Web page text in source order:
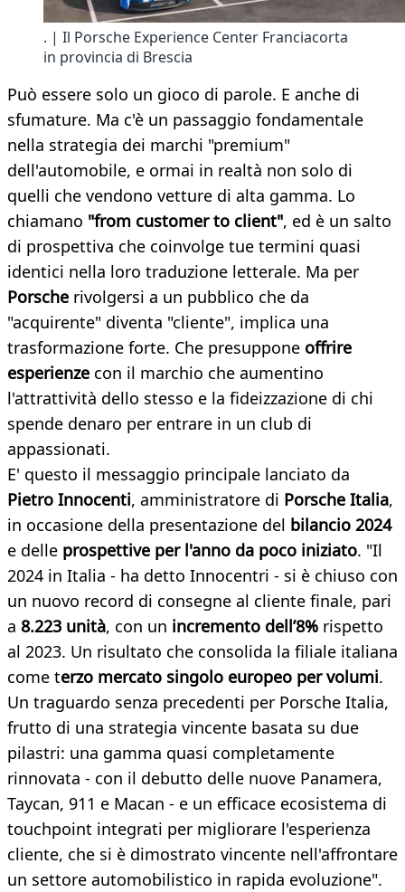
. | Il Porsche Experience Center Franciacorta
in provincia di Brescia
Può essere solo un gioco di parole. E anche di
sfumature. Ma c'è un passaggio fondamentale
nella strategia dei marchi "premium"
dell'automobile, e ormai in realtà non solo di
quelli che vendono vetture di alta gamma. Lo
chiamano "from customer to client", ed è un salto
di prospettiva che coinvolge tue termini quasi
identici nella loro traduzione letterale. Ma per
Porsche rivolgersi a un pubblico che da
"acquirente" diventa "cliente", implica una
trasformazione forte. Che presuppone offrire
esperienze con il marchio che aumentino
l'attrattività dello stesso e la fideizzazione di chi
spende denaro per entrare in un club di
appassionati.
E' questo il messaggio principale lanciato da
Pietro Innocenti, amministratore di Porsche Italia,
in occasione della presentazione del bilancio 2024
e delle prospettive per l'anno da poco iniziato. "Il
2024 in Italia - ha detto Innocentri - si è chiuso con
un nuovo record di consegne al cliente finale, pari
a 8.223 unità, con un incremento dell’8% rispetto
al 2023. Un risultato che consolida la filiale italiana
come terzo mercato singolo europeo per volumi.
Un traguardo senza precedenti per Porsche Italia,
frutto di una strategia vincente basata su due
pilastri: una gamma quasi completamente
rinnovata - con il debutto delle nuove Panamera,
Taycan, 911 e Macan - e un efficace ecosistema di
touchpoint integrati per migliorare l'esperienza
cliente, che si è dimostrato vincente nell'affrontare
un settore automobilistico in rapida evoluzione".